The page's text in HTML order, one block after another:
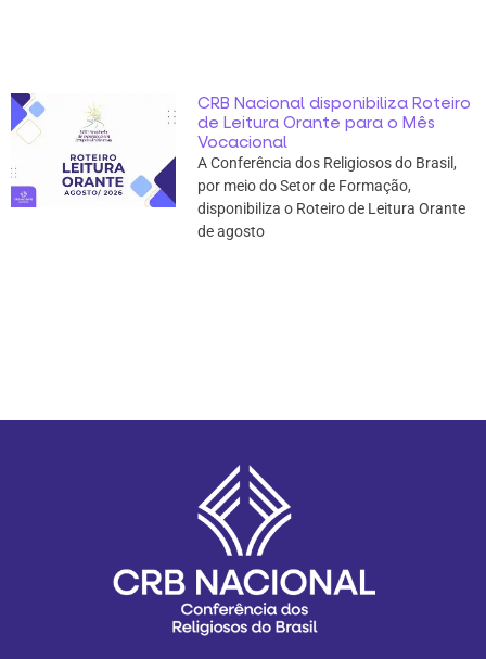
CRB Nacional disponibiliza Roteiro
de Leitura Orante para o Mês
Vocacional
A Conferência dos Religiosos do Brasil,
por meio do Setor de Formação,
disponibiliza o Roteiro de Leitura Orante
de agosto